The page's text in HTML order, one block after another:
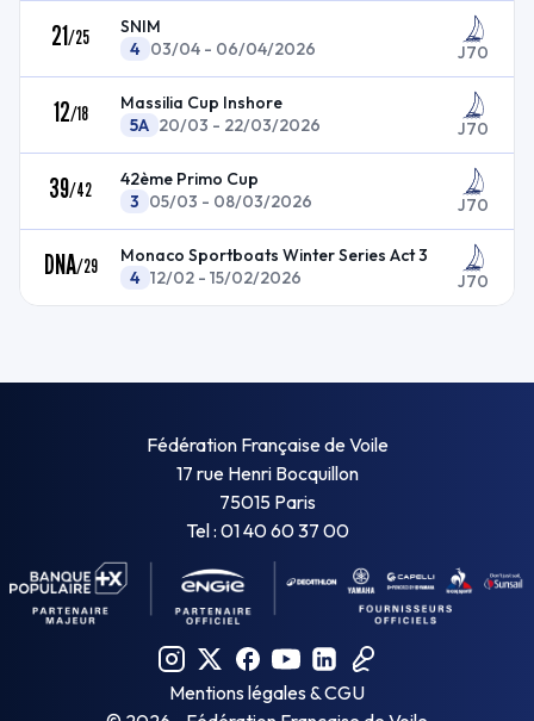
21/25
SNIM
4 03/04 - 06/04/2026 J70
12/18
Massilia Cup Inshore
5A 20/03 - 22/03/2026 J70
39/42
42ème Primo Cup
3 05/03 - 08/03/2026 J70
DNA/29
Monaco Sportboats Winter Series Act 3
4 12/02 - 15/02/2026 J70
Fédération Française de Voile
17 rue Henri Bocquillon
75015 Paris
Tel : 01 40 60 37 00
Mentions légales & CGU